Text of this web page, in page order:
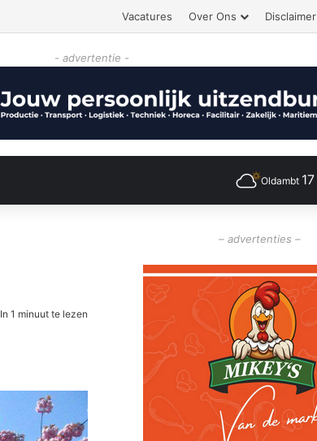
Vacatures Over Ons Disclaimer
- advertentie -
Oldambt 17
In 1 minuut te lezen
– advertenties –